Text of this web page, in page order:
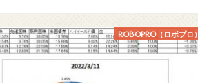
ROBOPRO（ロボプロ）